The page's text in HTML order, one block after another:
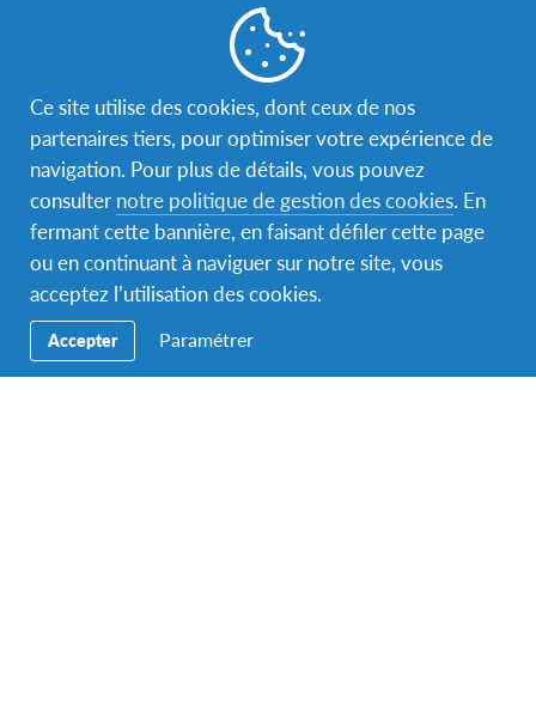
Ce site utilise des cookies, dont ceux de nos
partenaires tiers, pour optimiser votre expérience de
navigation. Pour plus de détails, vous pouvez
consulter notre politique de gestion des cookies. En
fermant cette bannière, en faisant défiler cette page
ou en continuant à naviguer sur notre site, vous
acceptez l’utilisation des cookies.
Accepter Paramétrer